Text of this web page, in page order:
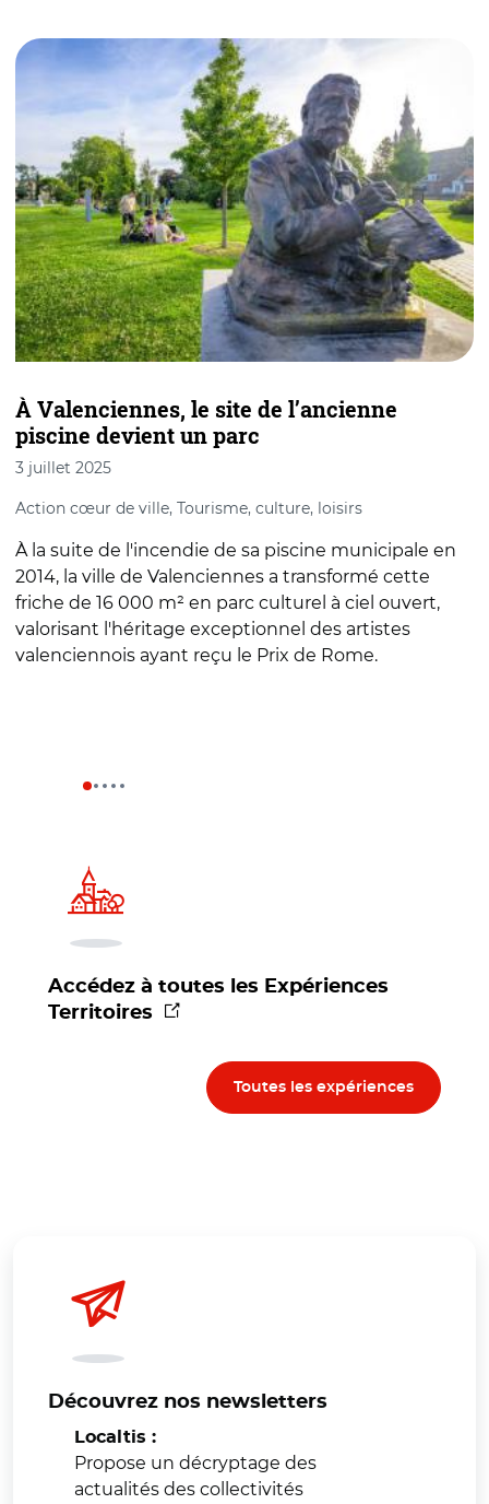
À Valenciennes, le site de l’ancienne
piscine devient un parc
3 juillet 2025
Action cœur de ville, Tourisme, culture, loisirs
À la suite de l'incendie de sa piscine municipale en
2014, la ville de Valenciennes a transformé cette
friche de 16 000 m² en parc culturel à ciel ouvert,
valorisant l'héritage exceptionnel des artistes
valenciennois ayant reçu le Prix de Rome.
Accédez à toutes les Expériences
Territoires
(nouvelle fenêtre)
Toutes les expériences
Découvrez nos newsletters
Localtis :
Propose un décryptage des
actualités des collectivités